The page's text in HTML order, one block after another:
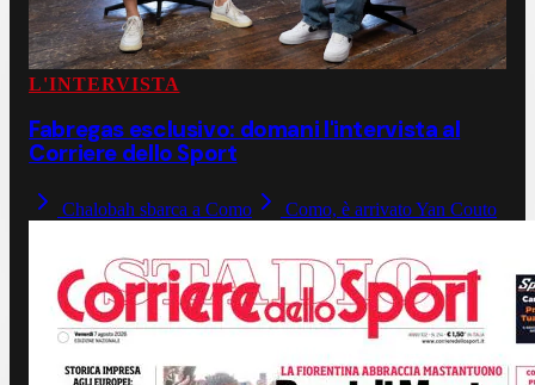
L'INTERVISTA
Fabregas esclusivo: domani l'intervista al
Corriere dello Sport
Chalobah sbarca a Como Como, è arrivato Yan Couto